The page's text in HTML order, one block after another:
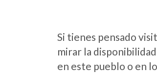
Si tienes pensado
mirar la
en este pueblo o en